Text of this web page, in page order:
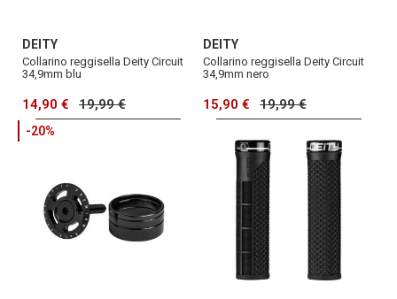
DEITY
Collarino reggisella Deity Circuit
34,9mm blu
14,90 € 19,99 €
DEITY
Collarino reggisella Deity Circuit
34,9mm nero
15,90 € 19,99 €
-20%